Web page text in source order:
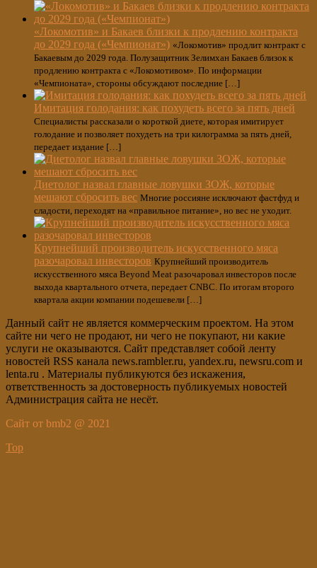
«Локомотив» и Бакаев близки к продлению контракта
до 2029 года («Чемпионат») «Локомотив» продлит контракт с
Бакаевым до 2029 года. Полузащитник Зелимхан Бакаев близок к
продлению контракта с «Локомотивом». По информации
«Чемпионата», стороны обсуждают последние […]
Имитация голодания: как похудеть всего за пять дней
Специалисты рассказали о короткой диете, которая имитирует
голодание и позволяет похудеть на три килограмма за пять дней,
передает издание […]
Диетолог назвал главные ловушки ЗОЖ, которые
мешают сбросить вес Многие россияне исключают фастфуд и
сладости, переходят на «правильное питание», но вес не уходит.
Крупнейший производитель искусственного мяса
разочаровал инвесторов Крупнейший производитель
искусственного мяса Beyond Meat разочаровал инвесторов после
выхода квартального отчета, передает CNBC. По итогам второго
квартала акции компании подешевели […]
Данный сайт не является коммерческим проектом. На этом
сайте ни чего не продают, ни чего не покупают, ни какие
услуги не оказываются. Сайт представляет собой ленту
новостей RSS канала news.rambler.ru, yandex.ru, newsru.com и
lenta.ru . Материалы публикуются без искажения,
ответственность за достоверность публикуемых новостей
Администрация сайта не несёт.
Сайт от bmb2 @ 2021
Top